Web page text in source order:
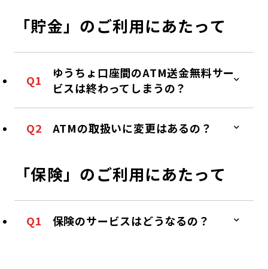
「貯金」のご利用にあたって
Q1
ゆうちょ口座間のATM送金無料サー
ビスは終わってしまうの？
Q2 ATMの取扱いに変更はあるの？
「保険」のご利用にあたって
Q1 保険のサービスはどうなるの？